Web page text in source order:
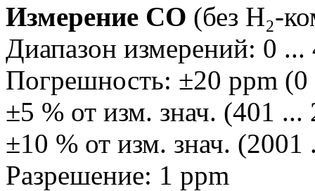
Измерение СО (без Н₂-
Диапазон измерений: 0
Погрешность: ±20 ppm
±5 % от изм. знач. (401 ...
±10 % от изм. знач.
Разрешение: 1 ppm